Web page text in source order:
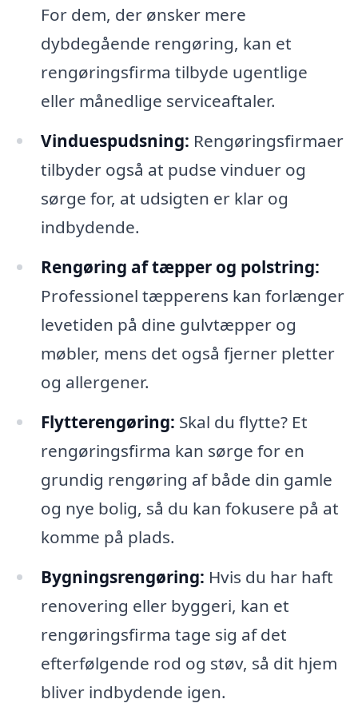
For dem, der ønsker mere
dybdegående rengøring, kan et
rengøringsfirma tilbyde ugentlige
eller månedlige serviceaftaler.
Vinduespudsning: Rengøringsfirmaer
tilbyder også at pudse vinduer og
sørge for, at udsigten er klar og
indbydende.
Rengøring af tæpper og polstring:
Professionel tæpperens kan forlænger
levetiden på dine gulvtæpper og
møbler, mens det også fjerner pletter
og allergener.
Flytterengøring: Skal du flytte? Et
rengøringsfirma kan sørge for en
grundig rengøring af både din gamle
og nye bolig, så du kan fokusere på at
komme på plads.
Bygningsrengøring: Hvis du har haft
renovering eller byggeri, kan et
rengøringsfirma tage sig af det
efterfølgende rod og støv, så dit hjem
bliver indbydende igen.